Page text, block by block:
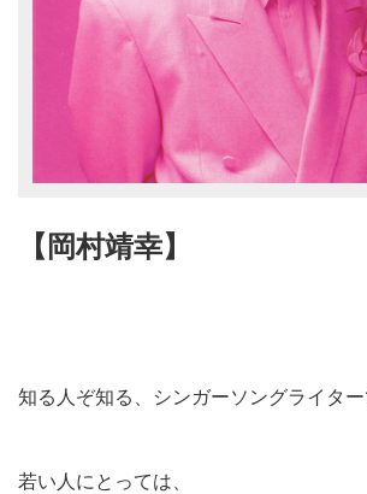
【岡村靖幸】
知る人ぞ知る、シンガーソングライター
若い人にとっては、